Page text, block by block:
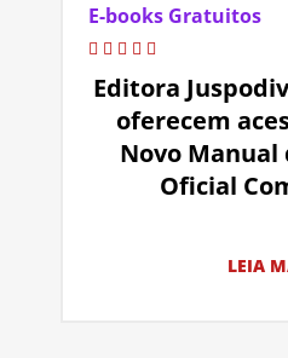
E-books Gratuitos
Editora
oferecem
Novo Manual
Oficial
LEIA